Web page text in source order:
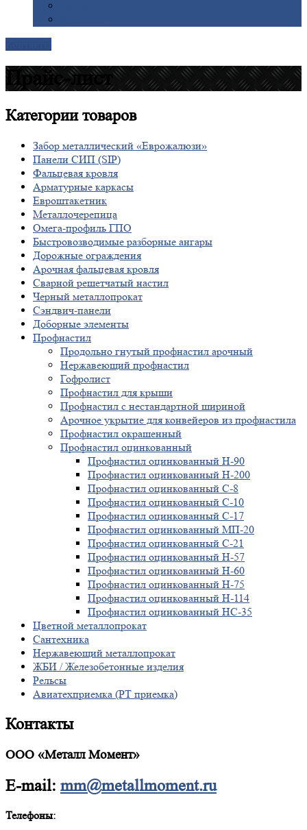
Прайс-лист
Категориитоваров
Забор металлический «Еврожалюзи»
Панели СИП (SIP)
Фальцевая кровля
Арматурные каркасы
Евроштакетник
Металлочерепица
Омега-профиль ГПО
Быстровозводимые разборные ангары
Дорожные ограждения
Арочная фальцевая кровля
Сварной решетчатый настил
Черный металлопрокат
Сэндвич-панели
Доборные элементы
Профнастил
Продольно гнутый профнастил арочный
Нержавеющий профнастил
Гофролист
Профнастил для крыши
Профнастил с нестандартной шириной
Арочное укрытие для конвейеров из профнастила
Профнастил окрашенный
Профнастил оцинкованный
Профнастил оцинкованный Н-90
Профнастил оцинкованный Н-200
Профнастил оцинкованный С-8
Профнастил оцинкованный С-10
Профнастил оцинкованный С-17
Профнастил оцинкованный МП-20
Профнастил оцинкованный С-21
Профнастил оцинкованный Н-57
Профнастил оцинкованный Н-60
Профнастил оцинкованный Н-75
Профнастил оцинкованный Н-114
Профнастил оцинкованный НС-35
Цветной металлопрокат
Сантехника
Нержавеющий металлопрокат
ЖБИ / Железобетонные изделия
Рельсы
Авиатехприемка (РТ приемка)
Контакты
ООО «Металл Момент»
E-mail: mm@metallmoment.ru
Телефоны: